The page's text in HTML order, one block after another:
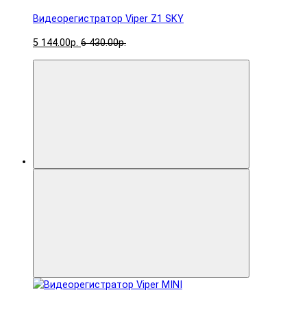
Видеорегистратор Viper Z1 SKY
5 144.00р. 6 430.00р.